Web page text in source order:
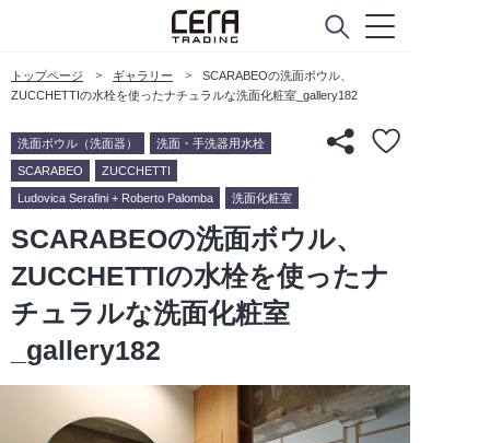
トップページ ギャラリー
SCARABEOの洗面ボウル、
ZUCCHETTIの水栓を使ったナチュラルな洗面化粧室_gallery182
洗面ボウル（洗面器） 洗面・手洗器用水栓
SCARABEO ZUCCHETTI
Ludovica Serafini + Roberto Palomba 洗面化粧室
SCARABEOの洗面ボウル、
ZUCCHETTIの水栓を使ったナ
チュラルな洗面化粧室
_gallery182